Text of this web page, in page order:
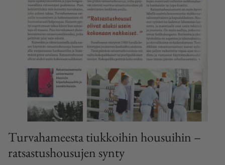
Turvahameesta tiukkoihin housuihin –
ratsastushousujen synty